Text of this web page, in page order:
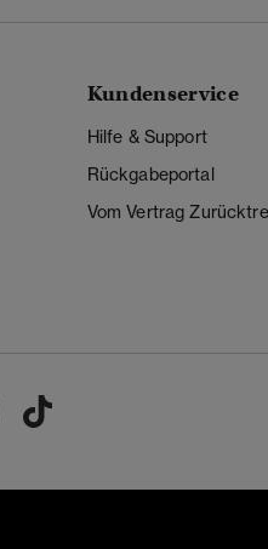
Kundenservice
Hilfe & Support
Rückgabeportal
Vom Vertrag